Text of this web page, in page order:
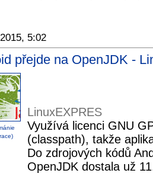
5:02
přejde na OpenJDK -
LinuxEXPRES
Využívá licenci GNU
(classpath), takže
Do zdrojových kódů
OpenJDK dostala už